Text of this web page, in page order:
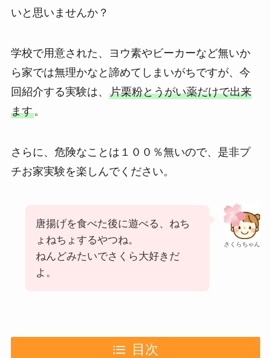
いと思いませんか？
学校で用意された、ヨウ素やビーカーなど無いか
ら家では無理かなと諦めてしまいがちですが、今
回紹介する実験は、 片栗粉とうがい薬だけで出来
ます。
さらに、危険なことは１００％無いので、是非プ
チお家実験を楽しんでください。
さくらちゃん
唐揚げを食べた後に遊べる、ねち
ょねちょするやつね。
ねんどみたいでさくら大好きだ
よ。
目次